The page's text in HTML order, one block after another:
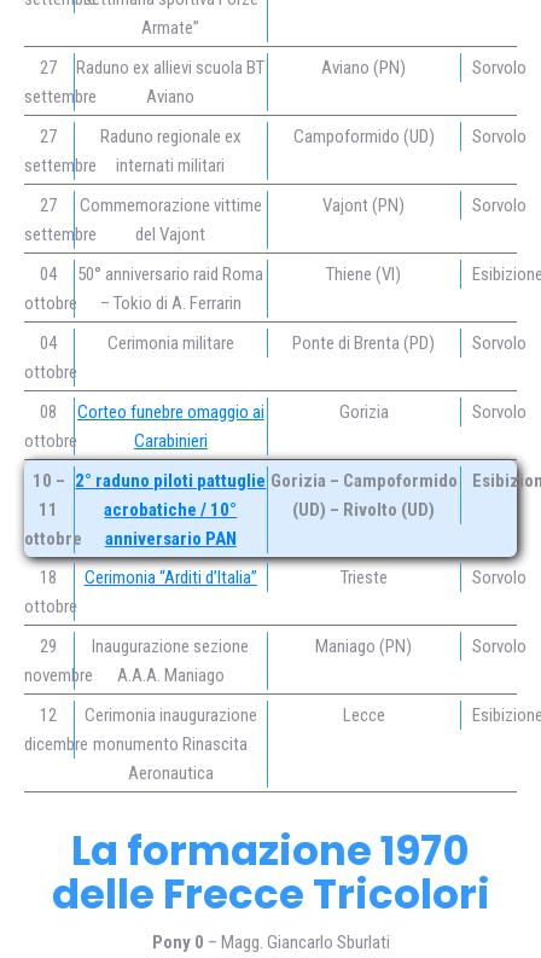
Armate”
27
settembre
Raduno ex allievi scuola BT
Aviano
Aviano (PN) Sorvolo
27
settembre
Raduno regionale ex
internati militari
Campoformido (UD) Sorvolo
27
settembre
Commemorazione vittime
del Vajont
Vajont (PN) Sorvolo
04
ottobre
50° anniversario raid Roma
– Tokio di A. Ferrarin
Thiene (VI)
04
ottobre
Cerimonia militare Ponte di Brenta (PD) Sorvolo
08
ottobre
Corteo funebre omaggio ai
Carabinieri
Gorizia Sorvolo
10 –
11
ottobre
2° raduno piloti pattuglie
acrobatiche / 10°
anniversario PAN
Gorizia – Campoformido
(UD) – Rivolto (UD)
18
ottobre
Cerimonia “Arditi d’Italia” Trieste Sorvolo
29
novembre
Inaugurazione sezione
A.A.A. Maniago
Maniago (PN) Sorvolo
12
dicembre
Cerimonia inaugurazione
monumento Rinascita
Aeronautica
Lecce
La formazione 1970
delle Frecce Tricolori
Pony 0 – Magg. Giancarlo Sburlati